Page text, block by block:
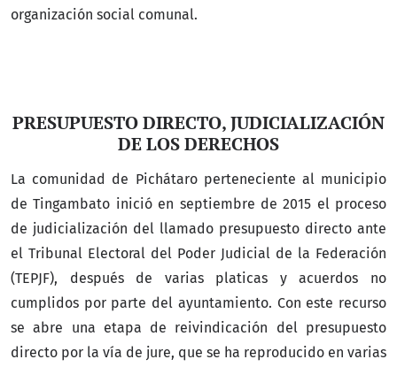
organización social comunal.
PRESUPUESTO DIRECTO, JUDICIALIZACIÓN
DE LOS DERECHOS
La comunidad de Pichátaro perteneciente al municipio
de Tingambato inició en septiembre de 2015 el proceso
de judicialización del llamado presupuesto directo ante
el Tribunal Electoral del Poder Judicial de la Federación
(TEPJF), después de varias platicas y acuerdos no
cumplidos por parte del ayuntamiento. Con este recurso
se abre una etapa de reivindicación del presupuesto
directo por la vía de jure, que se ha reproducido en varias